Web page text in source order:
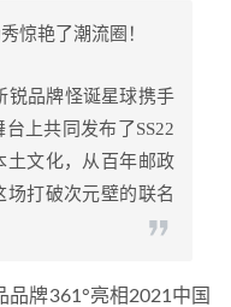
惊艳了潮流圈！
锐品牌怪诞星球携手
上共同发布了SS22
土文化，从百年邮政
场打破次元壁的联名
牌361°亮相2021中国
即将上架
2021-12-08
实战强 2021-08-20
计将回归发售
2021-03-